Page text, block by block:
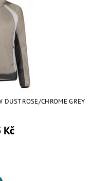
DUST ROSE/CHROME GREY
Kč